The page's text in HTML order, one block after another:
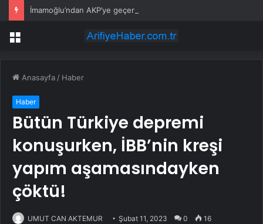
İmamoğlu’ndan AKP’ye geçen belediye başkanlarına tepki
Menü
Anasayfa / Haber
Haber
Bütün Türkiye depremi
konuşurken, İBB’nin kreşi
yapım aşamasındayken
çöktü!
UMUT CAN AKTEMUR Şubat 11, 2023 0 16